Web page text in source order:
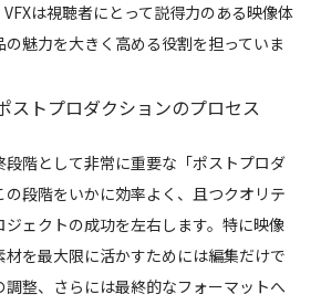
は視聴者にとって説得力のある映像体
魅力を大きく高める役割を担っていま
ストプロダクションのプロセス
階として非常に重要な「ポストプロダ
段階をいかに効率よく、且つクオリテ
ジェクトの成功を左右します。特に映像
を最大限に活かすためには編集だけで
整、さらには最終的なフォーマットへ